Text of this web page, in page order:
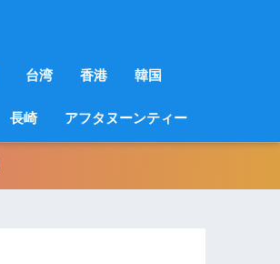
台湾 香港 韓国
長崎 アフタヌーンティー